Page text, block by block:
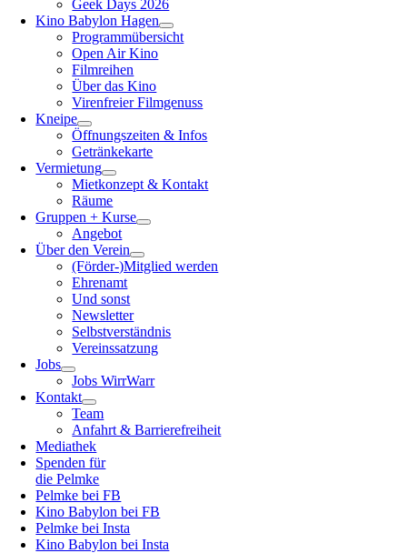
Geek Days 2026
Kino Babylon Hagen
Programmübersicht
Open Air Kino
Filmreihen
Über das Kino
Virenfreier Filmgenuss
Kneipe
Öffnungszeiten & Infos
Getränkekarte
Vermietung
Mietkonzept & Kontakt
Räume
Gruppen + Kurse
Angebot
Über den Verein
(Förder-)Mitglied werden
Ehrenamt
Und sonst
Newsletter
Selbstverständnis
Vereinssatzung
Jobs
Jobs WirrWarr
Kontakt
Team
Anfahrt & Barrierefreiheit
Mediathek
Spenden für
die Pelmke
Pelmke bei FB
Kino Babylon bei FB
Pelmke bei Insta
Kino Babylon bei Insta